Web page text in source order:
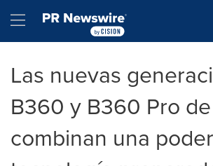
Hamburger menu
Las nuevas
B360 y B360 Pro
combinan una